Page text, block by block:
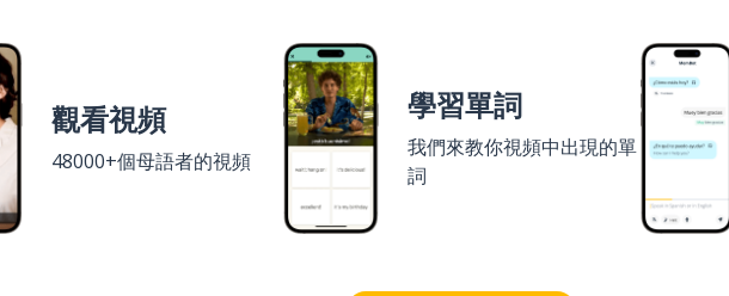
觀看視頻
48000+個母語者的視頻
學習單詞
我們來教你視頻中出現的單
詞